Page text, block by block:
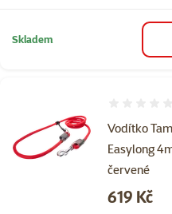
Skladem
Vodítko
Easylong
červené
Hodnocení
Cena
619 Kč